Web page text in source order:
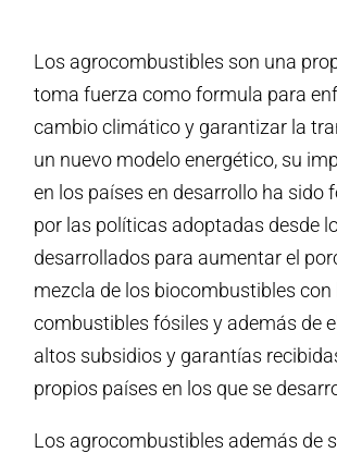
Los agrocombustibles son una
toma fuerza como formula para
cambio climático y garantizar la
un nuevo modelo energético, su
en los países en desarrollo ha sido
por las políticas adoptadas desde
desarrollados para aumentar el
mezcla de los biocombustibles con
combustibles fósiles y además de
altos subsidios y garantías
propios países en los que se
Los agrocombustibles además de